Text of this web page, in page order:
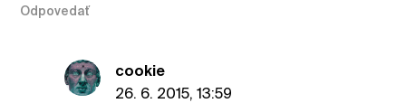
Odpovedať
cookie
26. 6. 2015, 13:59